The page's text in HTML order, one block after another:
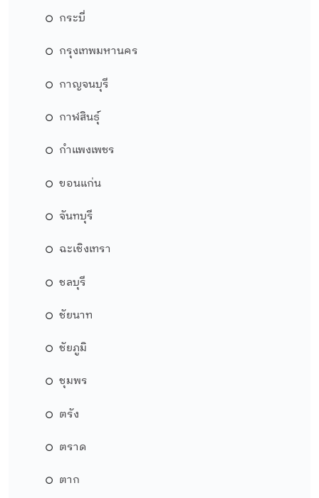
กระบี่
กรุงเทพมหานคร
กาญจนบุรี
กาฬสินธุ์
กำแพงเพชร
ขอนแก่น
จันทบุรี
ฉะเชิงเทรา
ชลบุรี
ชัยนาท
ชัยภูมิ
ชุมพร
ตรัง
ตราด
ตาก